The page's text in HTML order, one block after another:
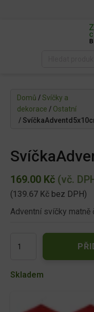
Domů /Svíčky a
dekorace / Ostatní
/
169.00 Kč (vč.
(139.67 Kč bez DPH)
Adventní svíčky matně
SvíčkaAdventd5x10cm/4ks/
množství
Skladem